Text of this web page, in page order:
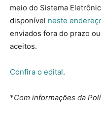
meio do Sistema
disponível neste
enviados fora do prazo
aceitos.
Confira o edital.
*Com informações da